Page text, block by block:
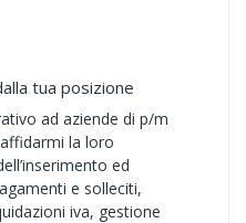
tua posizione
ad aziende di p/m
la loro
ed
e solleciti,
iva, gestione